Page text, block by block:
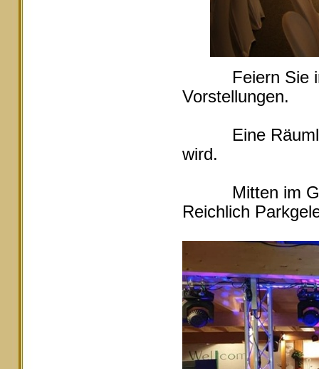
Feiern Sie in
Vorstellungen.
Eine
wird.
Mitten im
Reichlich